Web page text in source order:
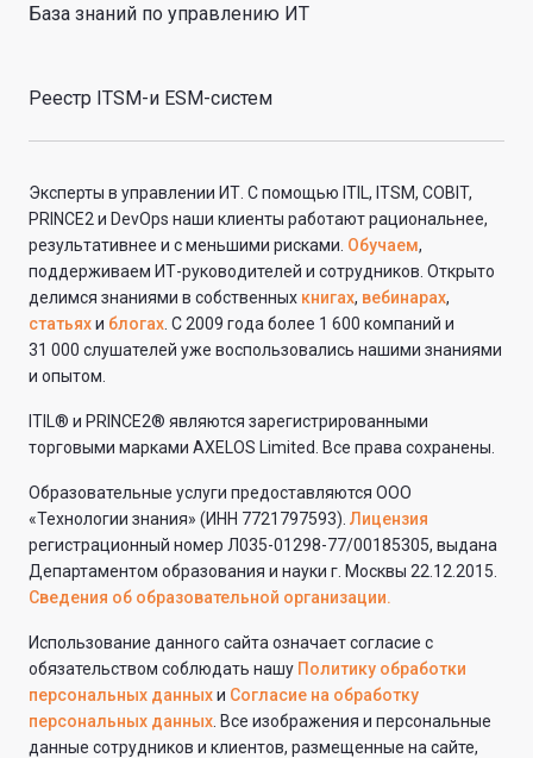
База знаний по управлению ИТ
Реестр ITSM-и ESM-систем
Эксперты в управлении ИТ. С помощью ITIL, ITSM, COBIT,
PRINCE2 и DevOps наши клиенты работают рациональнее,
результативнее и с меньшими рисками. Обучаем,
поддерживаем ИТ-руководителей и сотрудников. Открыто
делимся знаниями в собственных книгах, вебинарах,
статьяхи блогах . С 2009 года более 1 600 компаний и
31 000 слушателей уже воспользовались нашими знаниями
и опытом.
ITIL® и PRINCE2® являются зарегистрированными
торговыми марками AXELOS Limited. Все права сохранены.
Образовательные услуги предоставляются ООО
«Технологии знания» (ИНН 7721797593). Лицензия
регистрационный номер Л035-01298-77/00185305, выдана
Департаментом образования и науки г. Москвы 22.12.2015.
Сведения об образовательной организации.
Использование данного сайта означает согласие с
обязательством соблюдать нашу Политику обработки
персональных данныхи Согласие на обработку
персональных данных . Все изображения и персональные
данные сотрудников и клиентов, размещенные на сайте,